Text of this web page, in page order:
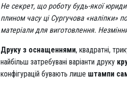
Не секрет, що роботу будь-якої
плином часу ці Сургучова «наліпки»
матеріали для виготовлення.
Друку з оснащеннями, квадратні,
найбільш затребувані варіанти друку
конфігурацій бувають лише штампи